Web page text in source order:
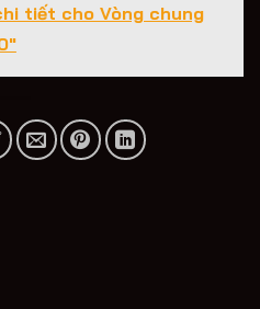
tiết cho Vòng chung